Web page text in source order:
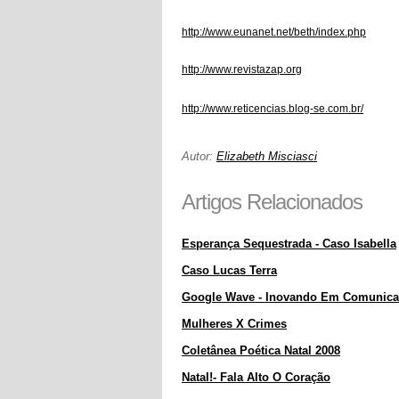
http://www.eunanet.net/beth/index.php
http://www.revistazap.org
http://www.reticencias.blog-se.com.br/
Autor: Elizabeth Misciasci
Artigos Relacionados
Esperança Sequestrada - Caso Isabella
Caso Lucas Terra
Google Wave - Inovando Em
Mulheres X Crimes
Coletânea Poética Natal 2008
Natal!- Fala Alto O Coração